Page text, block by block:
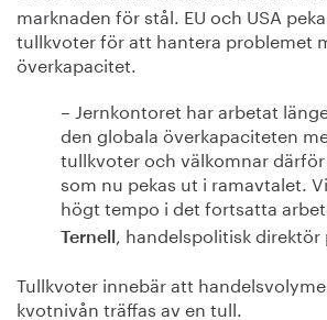
marknaden för stål. EU och USA
tullkvoter för att hantera problemet
överkapacitet.
– Jernkontoret har arbetat
den globala överkapaciteten
tullkvoter och välkomnar
som nu pekas ut i ramavtalet.
högt tempo i det fortsatta
Ternell
, handelspolitisk
Tullkvoter innebär att
kvotnivån träffas av en tull.